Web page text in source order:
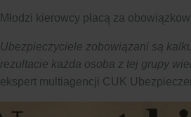
Młodzi kierowcy płacą za
Ubezpieczyciele zobowiązani są
rezultacie każda osoba z tej grupy
ekspert multiagencji CUK